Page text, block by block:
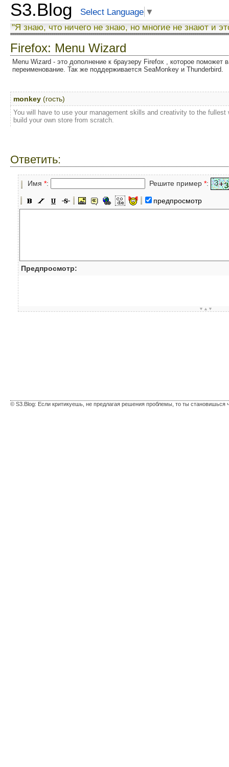
S3.Blog Select Language ▼
"Я знаю, что ничего не знаю, но многие не знают и
Firefox: Menu Wizard
Menu Wizard - это дополнение к браузеру Firefox , которое
переименование. Так же поддерживается SeaMonkey и Thunderbird.
monkey (гость)
You will have to use your management skills and creativity to the
build your own store from scratch.
Ответить:
Имя *: Решите пример *:
предпросмотр
Предпросмотр:
▼▲▼
© S3.Blog: Если критикуешь, не предлагая решения проблемы, то ты становишься